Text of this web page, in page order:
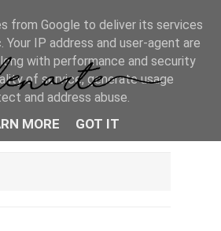
from Google to deliver its services
IP address and user-agent are
with performance and security
of service, generate usage
and address abuse.
MORE GOT IT